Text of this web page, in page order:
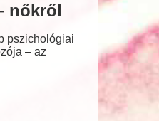
nőkről
pszichológiai
– az